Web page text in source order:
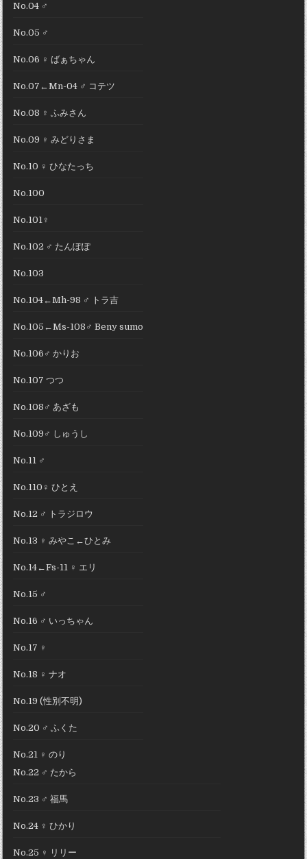
No.04 ♂
No.05 ♂
No.06 ♀ ばぁちゃん
No.07←Mn-04 ♂ コテツ
No.08 ♀ ふみさん
No.09 ♀ みどりさま
No.10 ♀ ひなたっち
No.100
No.101♀
No.102 ♂ たんぽぽ
No.103
No.104←Mh-98 ♂ トラ吉
No.105←Ms-108♂ Beny sumo
No.106♂ かりお
No.107 つつ
No.108♂ あざも
No.109♂ しゅうし
No.11 ♂
No.110♀ ひとえ
No.12 ♂ トラジロウ
No.13 ♀ みやこ←ひとみ
No.14←Fs-11 ♀ エリ
No.15 ♂
No.16 ♂ いっちゃん
No.17 ♀
No.18 ♀ ナオ
No.19 (性別不明)
No.20 ♂ ふくた
No.21 ♀ のり
No.22 ♂ たから
No.23 ♂ 福馬
No.24 ♀ ひかり
No.25 ♀ リリー